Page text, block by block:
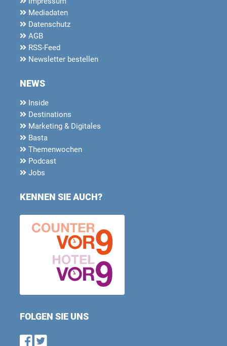
Mediadaten
Datenschutz
AGB
RSS-Feed
Newsletter bestellen
NEWS
Inside
Destinations
Marketing & Digitales
Basta
Themenwochen
Podcast
Jobs
KENNEN SIE AUCH?
FOLGEN SIE UNS
Find us on Facebook
Follow us on Twitter